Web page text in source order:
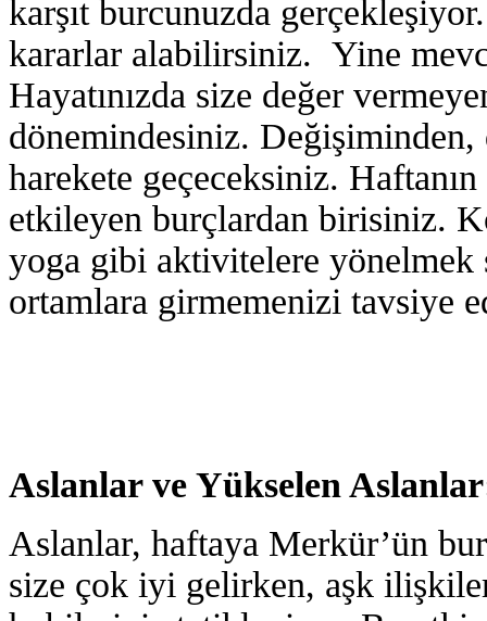
karşıt burcunuzda
kararlar alabilirsiniz. Yine
Hayatınızda size değer
dönemindesiniz.
harekete geçeceksiniz.
etkileyen burçlardan birisiniz.
yoga gibi aktivitelere
ortamlara girmemenizi tavsiye
Aslanlar ve Yükselen
Aslanlar, haftaya Merkür’ün
size çok iyi gelirken, aşk